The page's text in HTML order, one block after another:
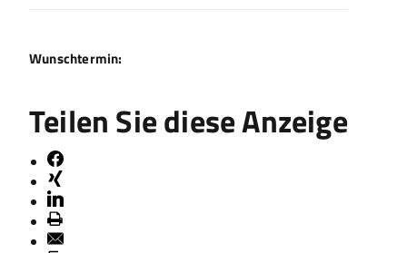
Wunschtermin:
Teilen Sie diese Anzeige